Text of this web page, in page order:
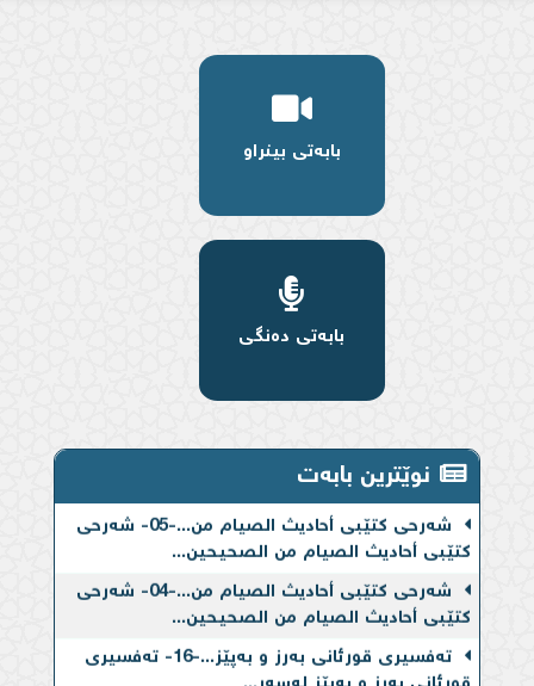
بابەتی بینراو
بابەتی دەنگی
نوێترین بابەت
شەرحی کتێبی أحادیث الصیام من...-06- شەرحی
کتێبی أحادیث الصیام من الصحیحین...
شەرحی کتێبی أحادیث الصیام من...-05- شەرحی
کتێبی أحادیث الصیام من الصحیحین...
شەرحی کتێبی أحادیث الصیام من...-04- شەرحی
کتێبی أحادیث الصیام من الصحیحین...
تەفسیری قورئانی بەرز و بەپێز...-16- تەفسیری
قورئانی بەرز و بەپێز لەسەر...